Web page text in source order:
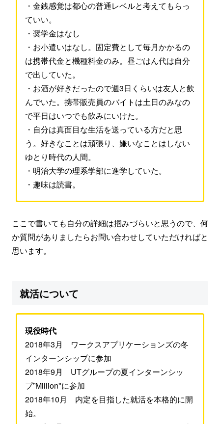
・金銭感覚は都心の普通レベルと考えてもらっ
ていい。
・奨学金はなし
・お小遣いはなし。固定費として毎月かかるの
は携帯代金と機種料金のみ。昼ごはん代は自分
で出していた。
・お酒が好きだったので週3日くらいは友人と飲
んでいた。携帯販売員のバイトは土日のみなの
で平日はいつでも飲みにいけた。
・自分は真面目な生活を送っている方だと思
う。好きなことは頑張り、嫌いなことはしない
ゆとり時代の人間。
・明治大学の理系学部に進学していた。
・趣味は読書。
ここで書いても自分の詳細は掴みづらいと思うので、何
か質問がありましたらお問い合わせしていただければと
思います。
就活について
現役時代
2018年3月 ワークスアプリケーションズの冬
インターンシップに参加
2018年9月 UTグループの夏インターンシッ
プ”Million"に参加
2018年10月 内定を目指した就活を本格的に開
始。